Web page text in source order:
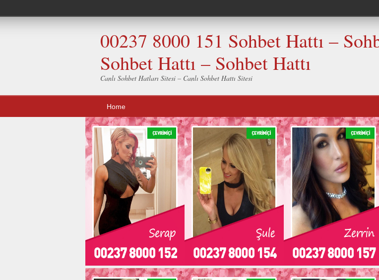
00237 8000 151 Sohbet Hattı –
Sohbet Hattı – Sohbet Hattı
Canlı Sohbet Hatları Sitesi – Canlı Sohbet Hattı Sitesi
Home